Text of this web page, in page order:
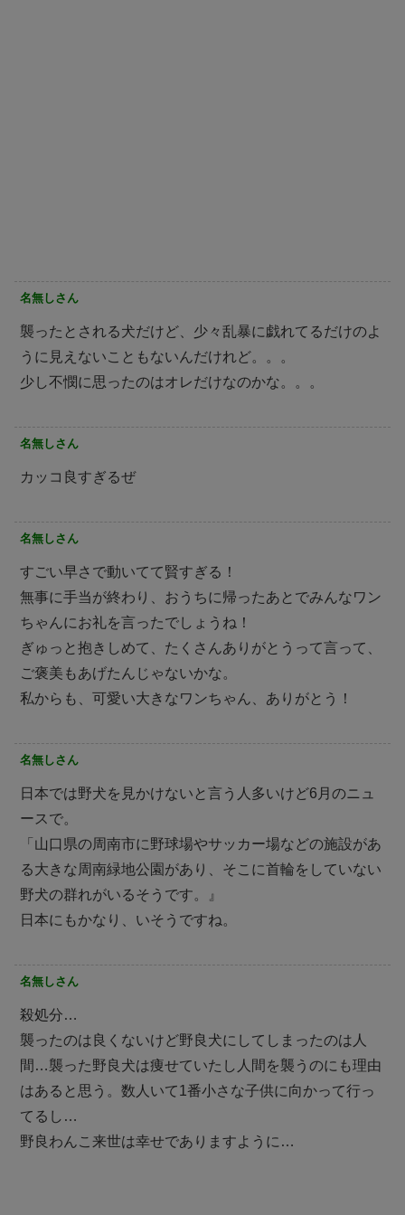
名無しさん
襲ったとされる犬だけど、少々乱暴に戯れてるだけのよ
うに見えないこともないんだけれど。。。
少し不憫に思ったのはオレだけなのかな。。。
名無しさん
カッコ良すぎるぜ
名無しさん
すごい早さで動いてて賢すぎる！
無事に手当が終わり、おうちに帰ったあとでみんなワン
ちゃんにお礼を言ったでしょうね！
ぎゅっと抱きしめて、たくさんありがとうって言って、
ご褒美もあげたんじゃないかな。
私からも、可愛い大きなワンちゃん、ありがとう！
名無しさん
日本では野犬を見かけないと言う人多いけど6月のニュ
ースで。
「山口県の周南市に野球場やサッカー場などの施設があ
る大きな周南緑地公園があり、そこに首輪をしていない
野犬の群れがいるそうです。』
日本にもかなり、いそうですね。
名無しさん
殺処分…
襲ったのは良くないけど野良犬にしてしまったのは人
間…襲った野良犬は痩せていたし人間を襲うのにも理由
はあると思う。数人いて1番小さな子供に向かって行っ
てるし…
野良わんこ来世は幸せでありますように…